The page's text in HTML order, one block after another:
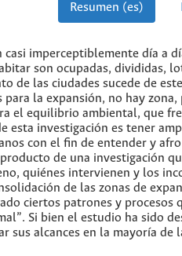
Resumen (es)
casi imperceptiblemente día a
son ocupadas, divididas,
de las ciudades sucede de
la expansión, no hay
el equilibrio ambiental, que
esta investigación es tener
con el fin de entender y
de una investigación
quiénes intervienen y los
de las zonas de
ciertos patrones y procesos
Si bien el estudio ha sido
sus alcances en la mayoría de